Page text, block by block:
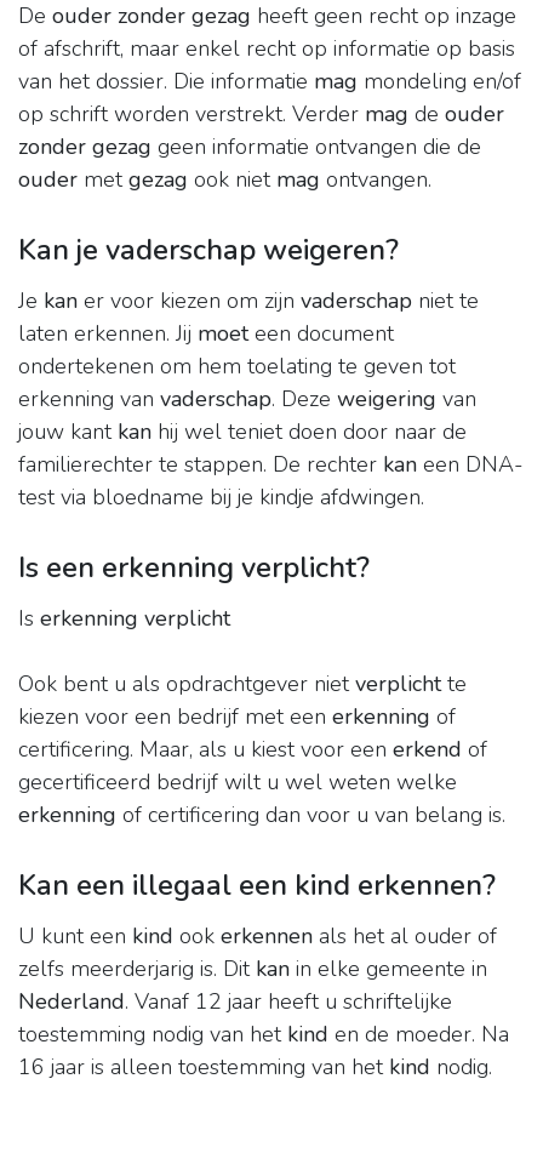
De ouder zonder gezag heeft geen recht op inzage
of afschrift, maar enkel recht op informatie op basis
van het dossier. Die informatie mag mondeling en/of
op schrift worden verstrekt. Verder mag de ouder
zonder gezag geen informatie ontvangen die de
ouder metgezag ook niet mag ontvangen.
Kan je vaderschap weigeren?
Je kan er voor kiezen om zijn vaderschap niet te
laten erkennen. Jij moeteen document
ondertekenen om hem toelating te geven tot
erkenning van vaderschap. Deze weigering van
jouw kant kan hij wel teniet doen door naar de
familierechter te stappen. De rechter kan een DNA-
test via bloedname bij je kindje afdwingen.
Is een erkenning verplicht?
Is erkenning verplicht
Ook bent u als opdrachtgever nietverplichtte
kiezen voor een bedrijf met een erkenning of
certificering. Maar, als u kiest voor een erkend of
gecertificeerd bedrijf wilt u wel weten welke
erkenning of certificering dan voor u van belang is.
Kan een illegaal een kind erkennen?
U kunt een kind ook erkennen als het al ouder of
zelfs meerderjarig is. Dit kan in elke gemeente in
Nederland. Vanaf 12 jaar heeft u schriftelijke
toestemming nodig van het kind en de moeder. Na
16 jaar is alleen toestemming van het kind nodig.